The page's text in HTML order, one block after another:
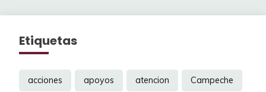
Etiquetas
acciones apoyos atencion Campeche